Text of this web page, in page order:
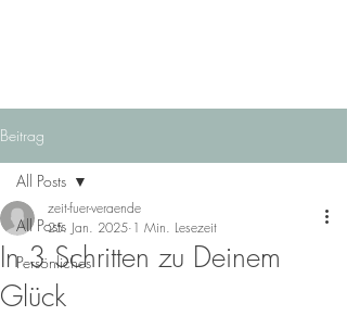
Beitrag
All Posts
Persönliches
All Posts
In 3 Schritten zu Deinem
Glück
zeit-fuer-veraende
25. Jan. 2025 1 Min. Lesezeit